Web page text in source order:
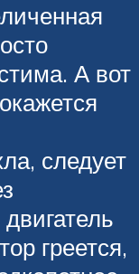
А вот
следует
греется,